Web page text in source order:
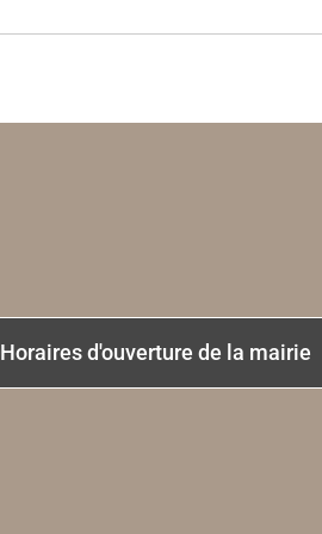
Horaires d'ouverture de la mairie